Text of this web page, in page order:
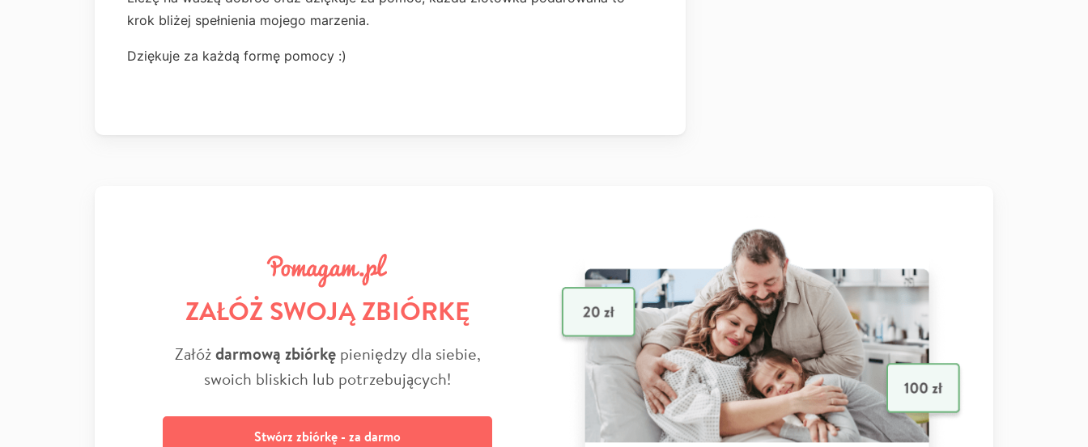
krok bliżej spełnienia mojego marzenia.
Dziękuje za każdą formę pomocy :)
ZAŁÓŻ SWOJĄ ZBIÓRKĘ
Załóżdarmową zbiórkępieniędzy dla siebie,
swoich bliskich lub potrzebujących!
Stwórz zbiórkę - za darmo